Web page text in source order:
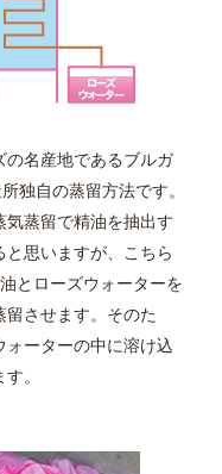
の名産地であるブルガ
独自の蒸留方法です。
蒸留で精油を抽出す
思いますが、こちら
とローズウォーターを
留させます。そのた
ーターの中に溶け込
。